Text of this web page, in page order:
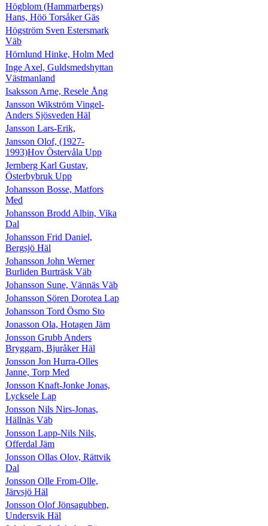
Högblom (Hammarbergs)
Hans, Höö Torsåker Gäs
Högström Sven Estersmark
Väb
Hörnlund Hinke, Holm Med
Inge Axel, Guldsmedshyttan
Västmanland
Isaksson Arne, Resele Ång
Jansson Wikström Vingel-
Anders Sjösveden Häl
Jansson Lars-Erik,
Jansson Olof, (1927-
1993)Hov Östervåla Upp
Jernberg Karl Gustav,
Österbybruk Upp
Johansson Bosse, Matfors
Med
Johansson Brodd Albin, Vika
Dal
Johansson Frid Daniel,
Bergsjö Häl
Johansson John Werner
Burliden Burträsk Väb
Johansson Sune, Vännäs Väb
Johansson Sören Dorotea Lap
Johansson Tord Ösmo Sto
Jonasson Ola, Hotagen Jäm
Jonsson Grubb Anders
Bryggarn, Bjuråker Häl
Jonsson Jon Hurra-Olles
Janne, Torp Med
Jonsson Knaft-Jonke Jonas,
Lycksele Lap
Jonsson Nils Nirs-Jonas,
Hällnäs Väb
Jonsson Lapp-Nils Nils,
Offerdal Jäm
Jonsson Ollas Olov, Rättvik
Dal
Jonsson Olle From-Olle,
Järvsjö Häl
Jonsson Olof Jönsagubben,
Undersvik Häl